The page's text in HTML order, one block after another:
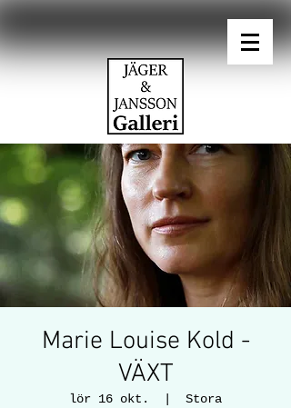
Marie Louise Kold -
VÄXT
lör 16 okt.
Stora